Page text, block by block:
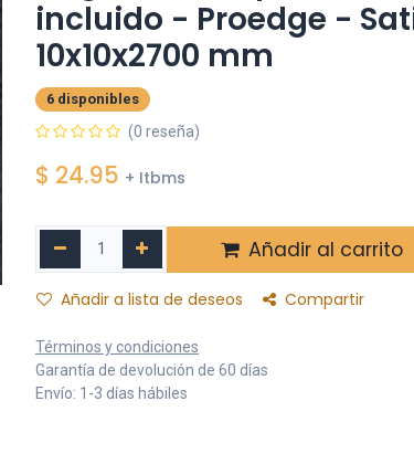
incluido - Proedge -
10x10x2700 mm
6 disponibles
(0 reseña)
$ 24.95 + Itbms
Añadir al carrito
Añadir a lista de deseos Compartir
Términos y condiciones
Garantía de devolución de 60 días
Envío: 1-3 días hábiles